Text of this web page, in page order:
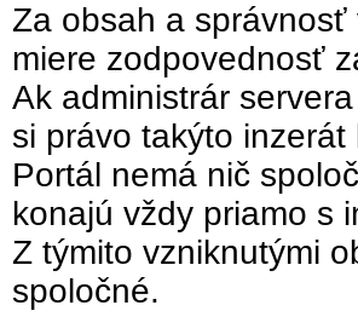
Za obsah a
miere zodpovednosť
Ak administrár
si právo takýto
Portál nemá nič
konajú vždy priamo s
Z týmito vzniknutými
spoločné.